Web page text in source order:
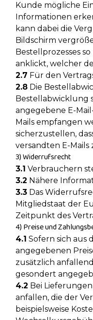
Kunde mögliche
Informationen
kann dabei die
Bildschirm
Bestellprozesses
anklickt, welcher
2.7 Für den
2.8 Die
Bestellabwicklung
angegebene E-
Mails empfangen
sicherzustellen,
versandten E-
3) Widerrufsrecht
3.1 Verbrauchern
3.2 Nähere
3.3 Das
Mitgliedstaat der
Zeitpunkt des
4) Preise und
4.1 Sofern sich aus
angegebenen
zusätzlich
gesondert
4.2 Bei
anfallen, die der
beispielsweise